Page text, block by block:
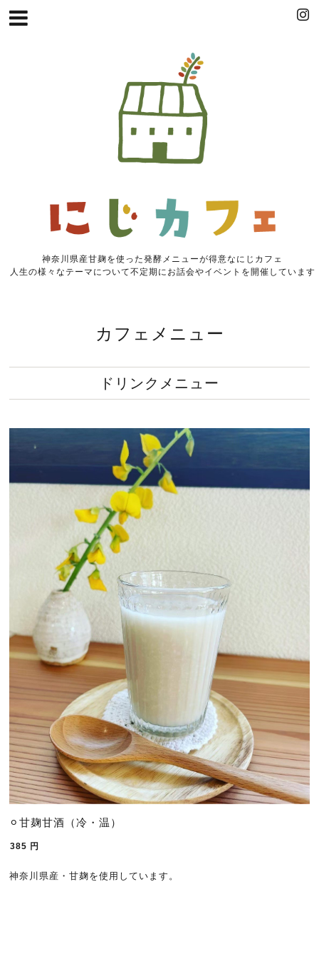
神奈川県産甘麹を使った発酵メニューが得意なにじカフェ
人生の様々なテーマについて不定期にお話会やイベントを開催しています
カフェメニュー
ドリンクメニュー
⚪︎甘麹甘酒（冷・温）
385 円
神奈川県産・甘麹を使用しています。